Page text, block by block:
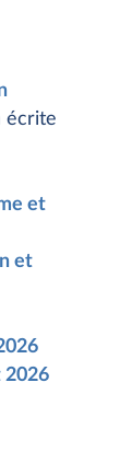
écrite
et
et
2026